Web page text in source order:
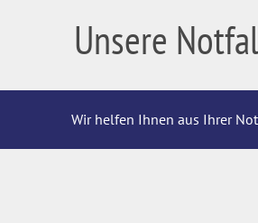
Unsere
Wir helfen Ihnen aus Ihrer